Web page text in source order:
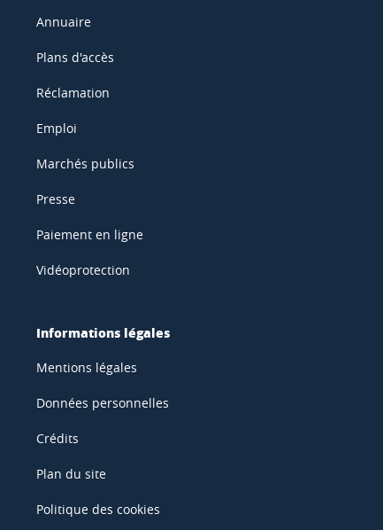
Annuaire
Plans d'accès
Réclamation
Emploi
Marchés publics
Presse
Paiement en ligne
Vidéoprotection
Informations légales
Mentions légales
Données personnelles
Crédits
Plan du site
Politique des cookies